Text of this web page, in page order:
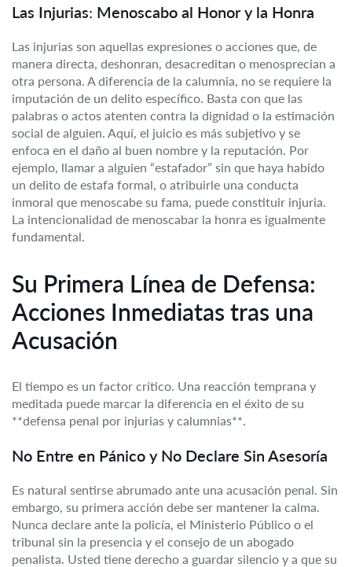
Las Injurias: Menoscabo al Honor y la Honra
Las injurias son aquellas expresiones o acciones que, de
manera directa, deshonran, desacreditan o menosprecian a
otra persona. A diferencia de la calumnia, no se requiere la
imputación de un delito específico. Basta con que las
palabras o actos atenten contra la dignidad o la estimación
social de alguien. Aquí, el juicio es más subjetivo y se
enfoca en el daño al buen nombre y la reputación. Por
ejemplo, llamar a alguien “estafador” sin que haya habido
un delito de estafa formal, o atribuirle una conducta
inmoral que menoscabe su fama, puede constituir injuria.
La intencionalidad de menoscabar la honra es igualmente
fundamental.
Su Primera Línea de Defensa:
Acciones Inmediatas tras una
Acusación
El tiempo es un factor crítico. Una reacción temprana y
meditada puede marcar la diferencia en el éxito de su
**defensa penal por injurias y calumnias**.
No Entre en Pánico y No Declare Sin Asesoría
Es natural sentirse abrumado ante una acusación penal. Sin
embargo, su primera acción debe ser mantener la calma.
Nunca declare ante la policía, el Ministerio Público o el
tribunal sin la presencia y el consejo de un abogado
penalista. Usted tiene derecho a guardar silencio y a que su